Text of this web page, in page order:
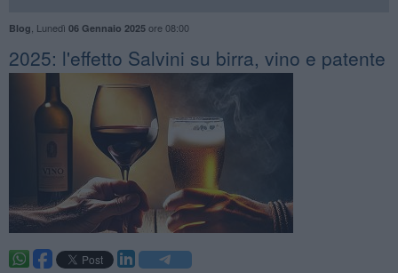
Blog Lunedì 06 Gennaio 2025ore 08:00
​2025: l'effetto Salvini su birra, vino e patente